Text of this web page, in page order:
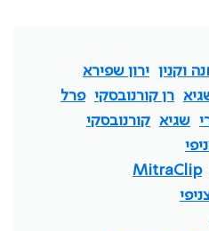
וקנין ירון שפירא
רן קורנובסקי פרל
שגיא קורנובסקי
MitraClip